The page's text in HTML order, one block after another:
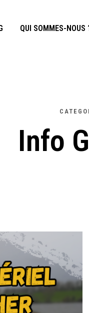
QUI SOMMES-NOUS
Info